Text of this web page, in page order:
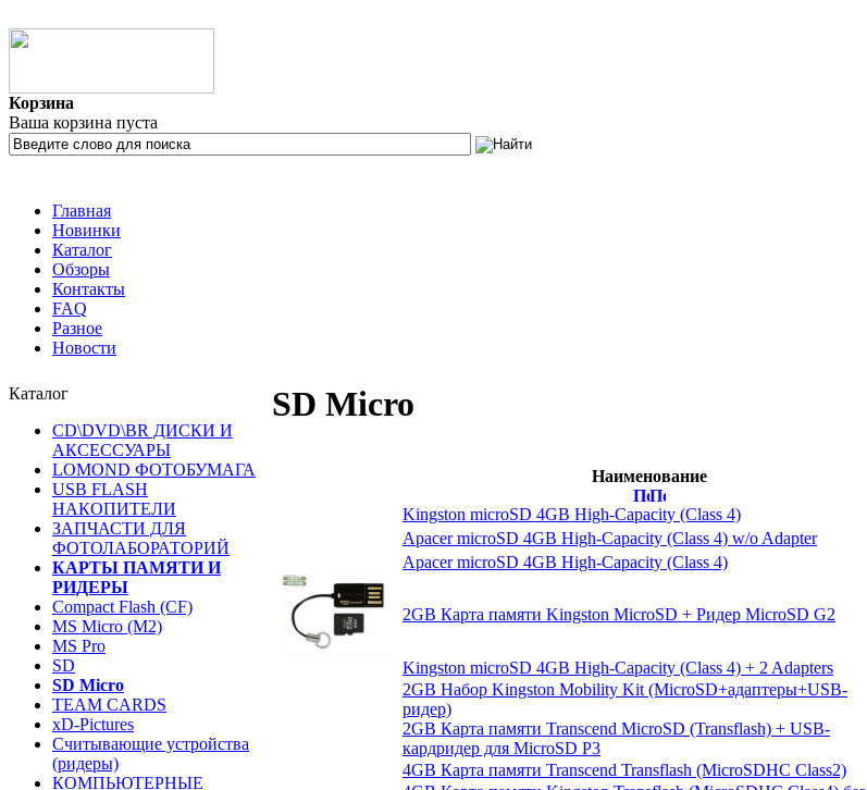
Корзина
Ваша корзина пуста
Главная
Новинки
Каталог
Обзоры
Контакты
FAQ
Разное
Новости
Каталог
CD\DVD\BR ДИСКИ И
АКСЕССУАРЫ
LOMOND ФОТОБУМАГА
USB FLASH
НАКОПИТЕЛИ
ЗАПЧАСТИ ДЛЯ
ФОТОЛАБОРАТОРИЙ
КАРТЫ ПАМЯТИ И
РИДЕРЫ
Compact Flash (CF)
MS Micro (M2)
MS Pro
SD
SD Micro
TEAM CARDS
xD-Pictures
Считывающие устройства
(ридеры)
КОМПЬЮТЕРНЫЕ
SD Micro
Наименование
Kingston microSD 4GB High-Capacity (Class 4)
Apacer microSD 4GB High-Capacity (Class 4) w/o Adapter
Apacer microSD 4GB High-Capacity (Class 4)
2GB Карта памяти Kingston MicroSD + Ридер MicroSD G2
Kingston microSD 4GB High-Capacity (Class 4) + 2 Adapters
2GB Набор Kingston Mobility Kit (MicroSD+адаптеры+USB-
ридер)
2GB Карта памяти Transcend MicroSD (Transflash) + USB-
кардридер для MicroSD P3
4GB Карта памяти Transcend Transflash (MicroSDHC Class2)